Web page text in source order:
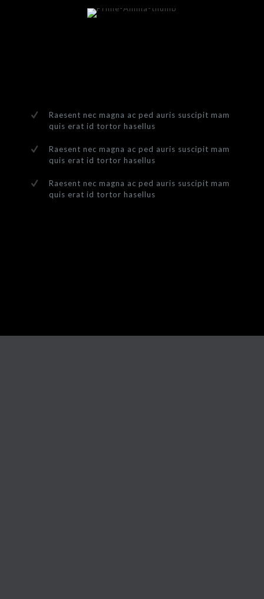
Raesent nec magna ac ped auris suscipit mam
quis erat id tortor hasellus
Raesent nec magna ac ped auris suscipit mam
quis erat id tortor hasellus
Raesent nec magna ac ped auris suscipit mam
quis erat id tortor hasellus